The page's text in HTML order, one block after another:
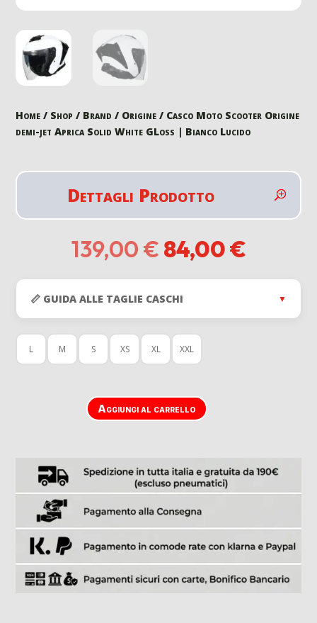
Home / Shop / Brand / Origine / Casco Moto Scooter Origine
demi-jet Aprica Solid White GLoss | Bianco Lucido
Dettagli Prodotto
139,00 € Il
prezzo
originale
era:
139,00 €.
84,00€Il
prezzo
attuale
84,00
📏 GUIDA ALLE TAGLIE CASCHI ▼
L M S XS XL XXL
Aggiungi al carrello